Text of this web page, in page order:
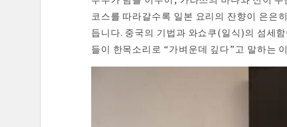
코스를 따라갈수록 일본 요리의 잔향이 은은
듭니다. 중국의 기법과 와쇼쿠(일식)의 섬세
들이 한목소리로 “가벼운데 깊다”고 말하는